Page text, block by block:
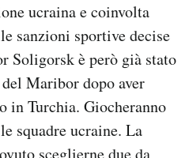
ucraina e coinvolta
sanzioni sportive decise
Soligorsk è però già stato
Maribor dopo aver
in Turchia. Giocheranno
squadre ucraine. La